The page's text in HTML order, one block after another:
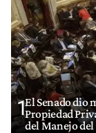
1El Senado dio
Propiedad
del Manejo del